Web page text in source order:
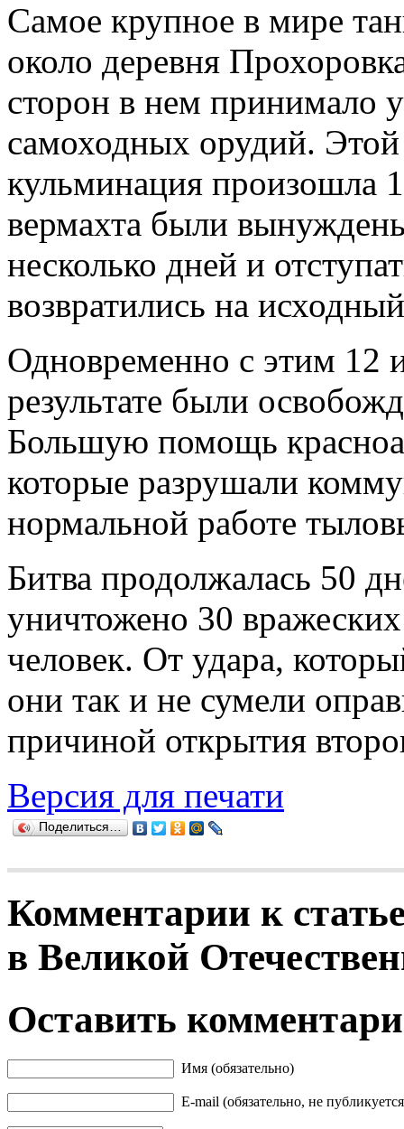
Самое крупное в мире
около деревня
сторон в нем принимало
самоходных орудий.
кульминация произошла
вермахта были
несколько дней и
возвратились на
Одновременно с этим 12
результате были
Большую помощь
которые разрушали
нормальной работе
Битва продолжалась 50
уничтожено 30
человек. От удара,
они так и не сумели
причиной открытия
Версия для печати
Поделиться…
Комментарии к
в Великой
Оставить
Имя (обязательно)
E-mail (обязательно, не